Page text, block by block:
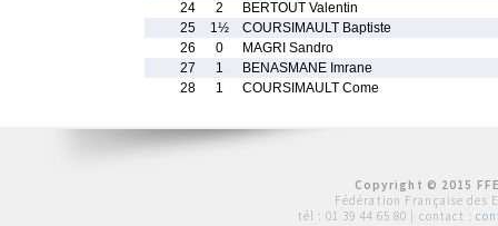
24
2
BERTOUT Valentin
25
1½
COURSIMAULT Baptiste
26
0
MAGRI Sandro
27
1
BENASMANE Imrane
28
1 COURSIMAULT Come
Copyright © 2015
Fédération Française des
tél : 01 39 44 65 80 | contact :